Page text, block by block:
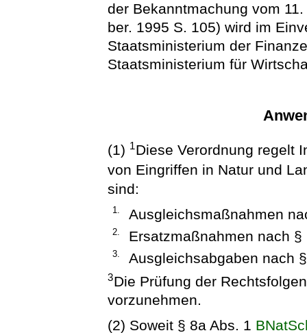
der Bekanntmachung vom
ber. 1995 S. 105) wird im
Staatsministerium der
Staatsministerium für
(1) 1Diese Verordnung regelt
von Eingriffen in Natur und
sind:
1. Ausgleichsmaßnahmen
2. Ersatzmaßnahmen nach
3. Ausgleichsabgaben nach
3Die Prüfung der
vorzunehmen.
(2) Soweit § 8a Abs. 1